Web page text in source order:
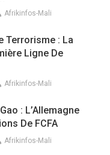
Afrikinfos-Mali
Terrorisme : La
Ligne De
Afrikinfos-Mali
: L’Allemagne
De FCFA
Afrikinfos-Mali